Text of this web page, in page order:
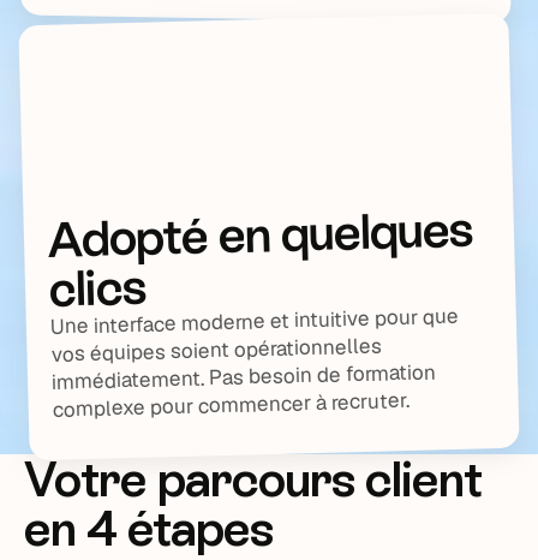
Adopté en quelques
clics
Une interface moderne et intuitive pour que
vos équipes soient opérationnelles
immédiatement. Pas besoin de formation
complexe pour commencer à recruter.
Votre parcours client
en 4 étapes